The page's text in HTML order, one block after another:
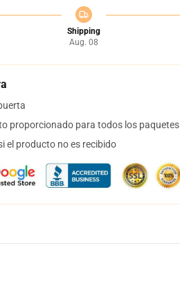
Shipping
Aug. 08
proporcionado para todos los paquetes
el producto no es recibido